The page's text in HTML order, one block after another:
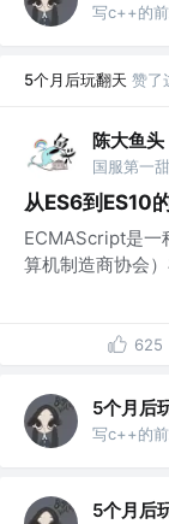
写c++的
5个月后玩翻天 赞了
陈大鱼头
从ES6到ES10
ECMAScript是一
算机制造商协会
625
5个月后
写c++的
5个月后